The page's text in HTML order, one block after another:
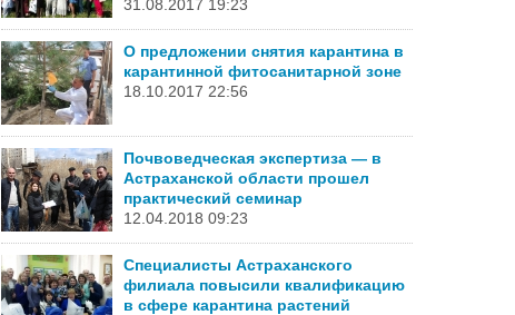
31.08.2017 19:23
О предложении снятия карантина в
карантинной фитосанитарной зоне
18.10.2017 22:56
Почвоведческая экспертиза — в
Астраханской области прошел
практический семинар
12.04.2018 09:23
Специалисты Астраханского
филиала повысили квалификацию
в сфере карантина растений